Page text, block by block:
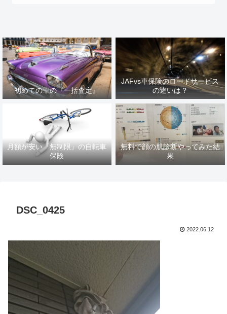
初めての車の『一括査定』
JAFvs車保険のロードサービス
の違いは？
月額が安い『無制限』の自転車
保険
無料で顔の肌診断やってみた結
果
DSC_0425
2022.06.12